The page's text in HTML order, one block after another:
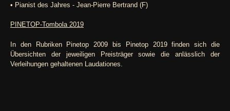
• Pianist des Jahres - Jean-Pierre Bertrand (F)
PINETOP-Tombola 2019
In den Rubriken Pinetop 2009 bis Pinetop 2019 finden sich die
Übersichten der jeweiligen Preisträger sowie die anlässlich der
Verleihungen gehaltenen Laudationes.